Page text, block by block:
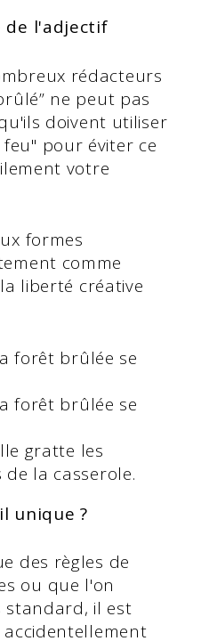
de l'adjectif
rédacteurs
ne peut pas
doivent utiliser
pour éviter ce
votre
formes
comme
liberté créative
forêt brûlée se
forêt brûlée se
gratte les
la casserole.
unique ?
des règles de
ou que l'on
standard, il est